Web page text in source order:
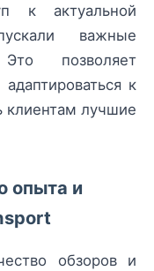
к актуальной
важные
позволяет
к
клиентам лучшие
опыта и
обзоров и